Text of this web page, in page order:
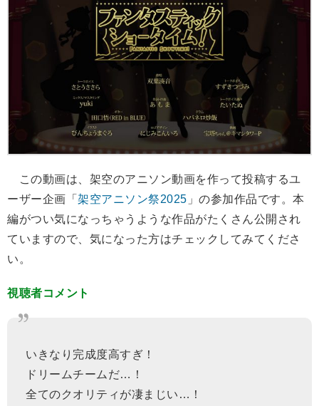
この動画は、架空のアニソン動画を作って投稿するユ
ーザー企画「 架空アニソン祭2025 」の参加作品です。本
編がつい気になっちゃうような作品がたくさん公開され
ていますので、気になった方はチェックしてみてくださ
い。
視聴者コメント
いきなり完成度高すぎ！
ドリームチームだ…！
全てのクオリティが凄まじい…！